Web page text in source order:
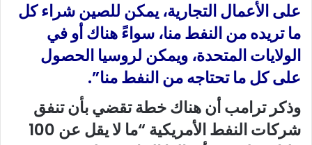
و
ن
ي
على الأعمال التجارية، يمكن للصين شراء كل
ما تريده من النفط منا، سواءً هناك أو في
الولايات المتحدة، ويمكن لروسيا الحصول
على كل ما تحتاجه من النفط منا”.
وذكر ترامب أن هناك خطة تقضي بأن تنفق
شركات النفط الأمريكية “ما لا يقل عن 100